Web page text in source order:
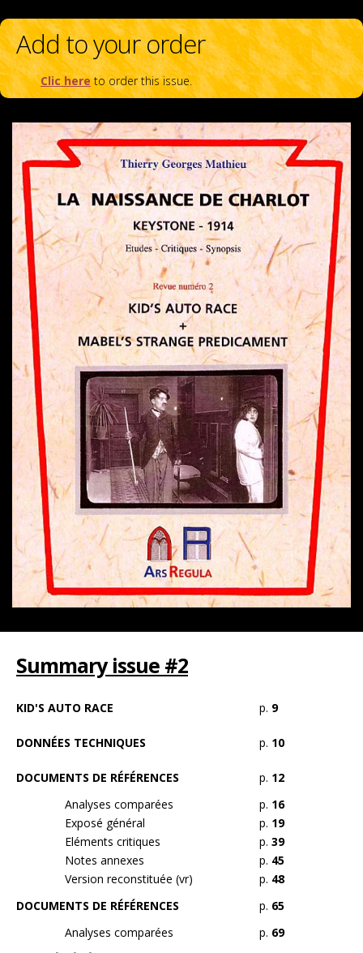
Add to your order
Clic hereto order this issue.
Summary issue #2
KID'S AUTO RACE p. 9
DONNÉES TECHNIQUES p. 10
DOCUMENTS DE RÉFÉRENCES p. 12
Analyses comparées
p. 16
Exposé général
p. 19
Eléments critiques
p. 39
Notes annexes
p. 45
Version reconstituée (vr)
p. 48
DOCUMENTS DE RÉFÉRENCES
p. 65
Analyses comparées
p. 69